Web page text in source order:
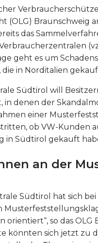
(OLG) Braunschweig
das
geht es um
die in Norditalien
Südtirol will
in denen der
einer
ob VW-Kunden
in Südtirol gekauft
an der
Südtirol hat sich
orientiert“, so das
könnten sich jetzt zu